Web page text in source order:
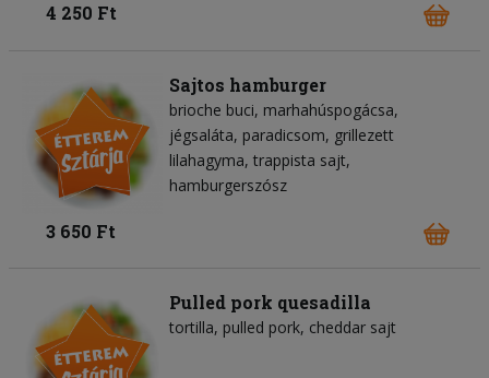
4 250 Ft
Sajtos hamburger
brioche buci marhahúspogácsa
jégsaláta paradicsom grillezett
lilahagyma trappista sajt
hamburgerszósz
3 650 Ft
Pulled pork quesadilla
tortilla pulled pork cheddar sajt